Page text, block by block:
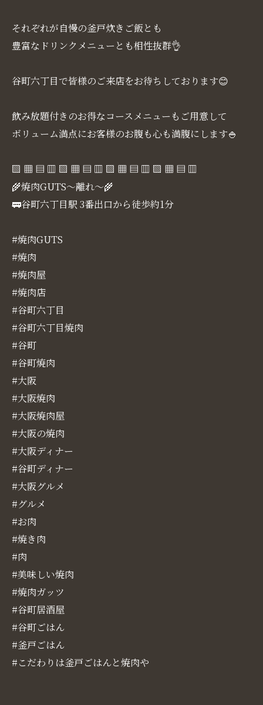
それぞれが自慢の釜戸炊きご飯とも
豊富なドリンクメニューとも相性抜群👌
谷町六丁目で皆様のご来店をお待ちしております😊
飲み放題付きのお得なコースメニューもご用意して
ボリューム満点にお客様のお腹も心も満腹にします🍚
▧ ▦ ▤ ▥ ▧ ▦ ▤ ▥ ▧ ▦ ▤ ▥ ▧ ▦ ▤ ▥
🌾焼肉GUTS～離れ～🌾
🚃谷町六丁目駅 3番出口から徒歩約1分
#焼肉GUTS
#焼肉
#焼肉屋
#焼肉店
#谷町六丁目
#谷町六丁目焼肉
#谷町
#谷町焼肉
#大阪
#大阪焼肉
#大阪焼肉屋
#大阪の焼肉
#大阪ディナー
#谷町ディナー
#大阪グルメ
#グルメ
#お肉
#焼き肉
#肉
#美味しい焼肉
#焼肉ガッツ
#谷町居酒屋
#谷町ごはん
#釜戸ごはん
#こだわりは釜戸ごはんと焼肉や